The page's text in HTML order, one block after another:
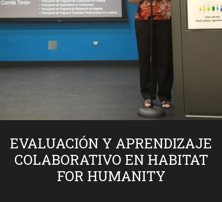
EVALUACIÓN Y APRENDIZAJE
COLABORATIVO EN HABITAT
FOR HUMANITY